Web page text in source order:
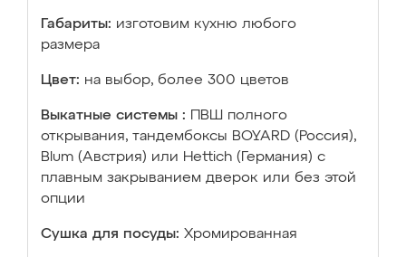
Габариты: изготовим кухню любого
размера
Цвет: на выбор, более 300 цветов
Выкатные системы :
ПВШ полного
открывания, тандембоксы BOYARD (Россия),
Blum (Австрия) или Hettich (Германия) с
плавным закрыванием дверок или без этой
опции
Сушка для посуды: Хромированная